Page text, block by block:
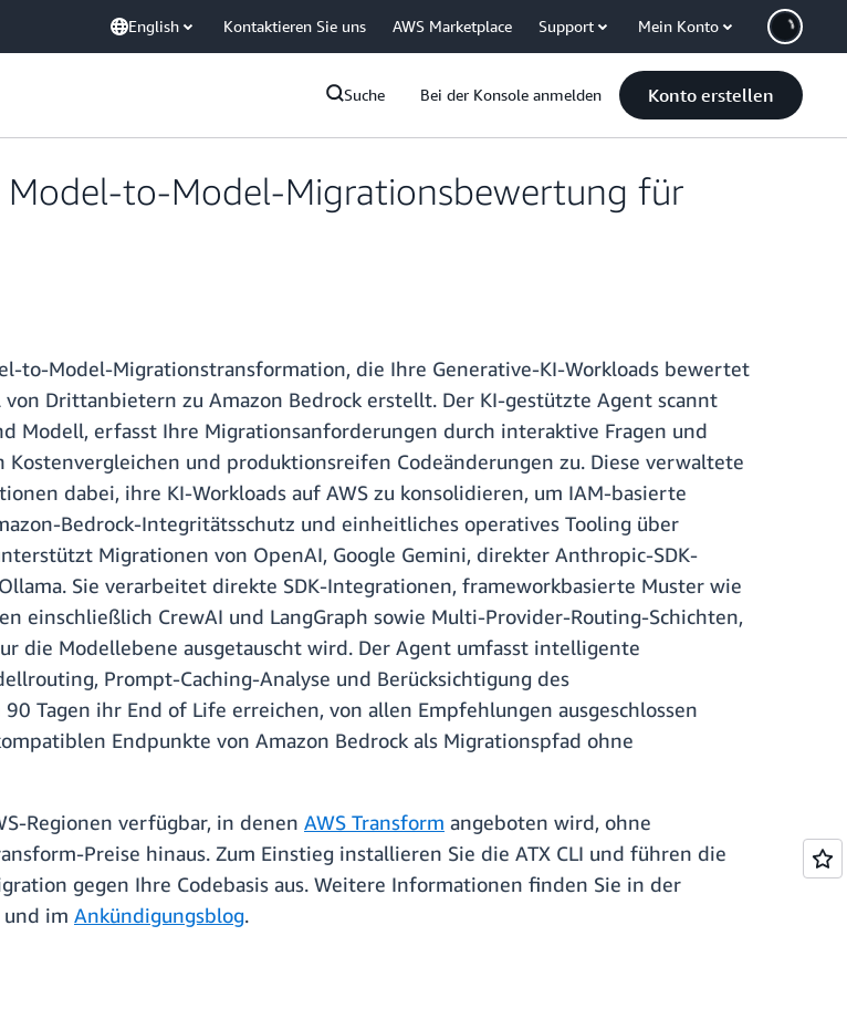
English Kontaktieren Sie uns AWS Marketplace Support Mein Konto
Suche Bei der Konsole anmelden Konto erstellen
to-Model-Migrationsbewertung für
to-Model-Migrationstransformation, die Ihre Generative-KI-Workloads bewertet
Drittanbietern zu Amazon Bedrock erstellt. Der KI-gestützte Agent scannt
Modell, erfasst Ihre Migrationsanforderungen durch interaktive Fragen und
und produktionsreifen Codeänderungen zu. Diese verwaltete
dabei, ihre KI-Workloads auf AWS zu konsolidieren, um IAM-basierte
Bedrock-Integritätsschutz und einheitliches operatives Tooling über
Migrationen von OpenAI, Google Gemini, direkter Anthropic-SDK-
Sie verarbeitet direkte SDK-Integrationen, frameworkbasierte Muster wie
einschließlich CrewAI und LangGraph sowie Multi-Provider-Routing-Schichten,
die Modellebene ausgetauscht wird. Der Agent umfasst intelligente
Prompt-Caching-Analyse und Berücksichtigung des
Tagen ihr End of Life erreichen, von allen Empfehlungen ausgeschlossen
Endpunkte von Amazon Bedrock als Migrationspfad ohne
Regionen verfügbar, in denen AWS Transform angeboten wird, ohne
Preise hinaus. Zum Einstieg installieren Sie die ATX CLI und führen die
gegen Ihre Codebasis aus. Weitere Informationen finden Sie in der
und im Ankündigungsblog.